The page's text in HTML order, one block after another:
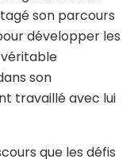
son parcours
développer les
véritable
son
travaillé avec lui
que les défis